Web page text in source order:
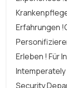
Erfahrungen
Erleben ! Für
Intemperately
Security